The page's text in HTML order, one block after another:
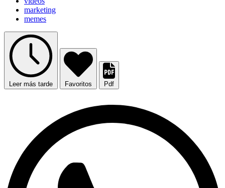
marketing
memes
Leer más tarde Favoritos Pdf